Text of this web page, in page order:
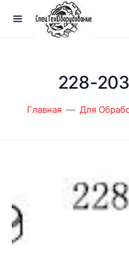
228-
Главная Для